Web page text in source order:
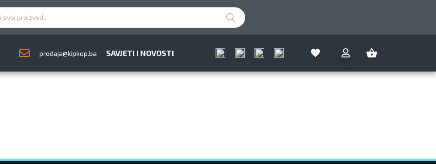
prodaja@kipkop.ba SAVJETI I NOVOSTI
kolektivnog godišnjeg odmora u petak, 26. 6. 2026. godine, naša firma neće raditi.